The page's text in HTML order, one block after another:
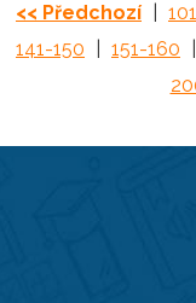
<< Předchozí
141-150
151-160